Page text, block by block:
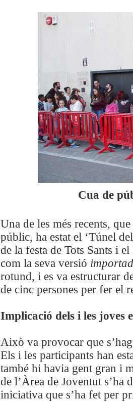
Cua de
Una de les més recents,
públic, ha estat el ‘Túnel
de la festa de Tots Sants i
com la seva versió
rotund, i es va estructurar
de cinc persones per fer el
Implicació dels i les joves
Això va provocar que
Els i les participants han
també hi havia gent gran i
de l’Àrea de Joventut s’ha
iniciativa que s’ha fet per